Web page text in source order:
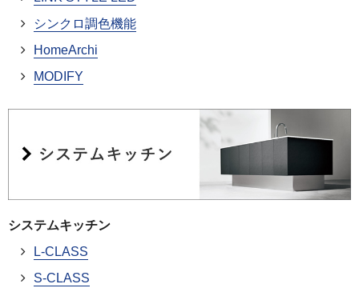
シンクロ調色機能
HomeArchi
MODIFY
システムキッチン
L-CLASS
S-CLASS